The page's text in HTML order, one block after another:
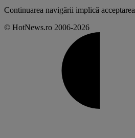
Continuarea navigării implică acceptarea
© HotNews.ro 2006-2026